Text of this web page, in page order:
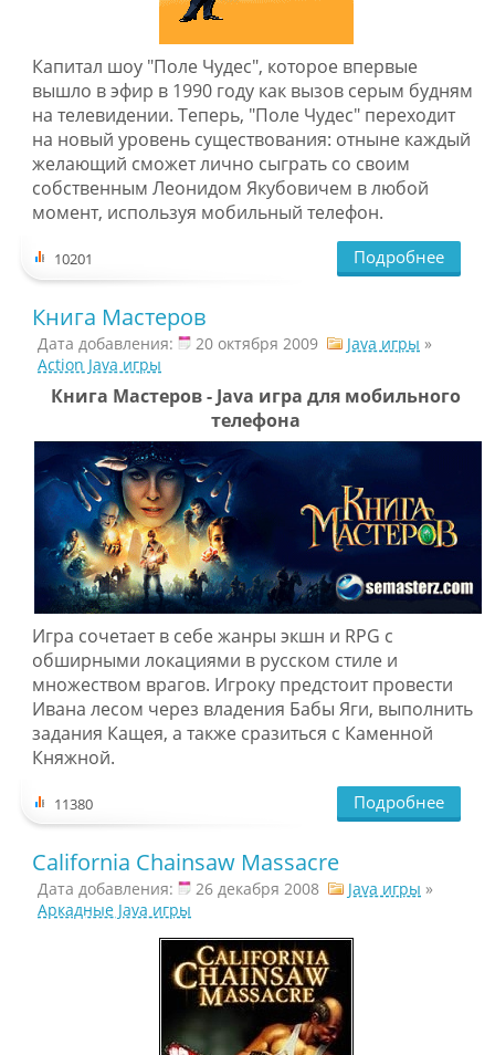
Капитал шоу "Поле Чудес", которое впервые
вышло в эфир в 1990 году как вызов серым будням
на телевидении. Теперь, "Поле Чудес" переходит
на новый уровень существования: отныне каждый
желающий сможет лично сыграть со своим
собственным Леонидом Якубовичем в любой
момент, используя мобильный телефон.
10201 Подробнее
Книга Мастеров
Дата добавления: 20 октября 2009 Java игры »
Action Java игры
Книга Мастеров - Java игра для мобильного
телефона
Игра сочетает в себе жанры экшн и RPG с
обширными локациями в русском стиле и
множеством врагов. Игроку предстоит провести
Ивана лесом через владения Бабы Яги, выполнить
задания Кащея, а также сразиться с Каменной
Княжной.
11380 Подробнее
California Chainsaw Massacre
Дата добавления: 26 декабря 2008 Java игры »
Аркадные Java игры